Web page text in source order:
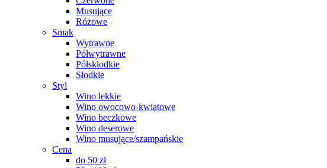
Musujące
Różowe
Smak
Wytrawne
Półwytrawne
Półskłodkie
Słodkie
Styl
Wino lekkie
Wino owocowo-kwiatowe
Wino beczkowe
Wino deserowe
Wino musujące/szampańskie
Cena
do 50 zł